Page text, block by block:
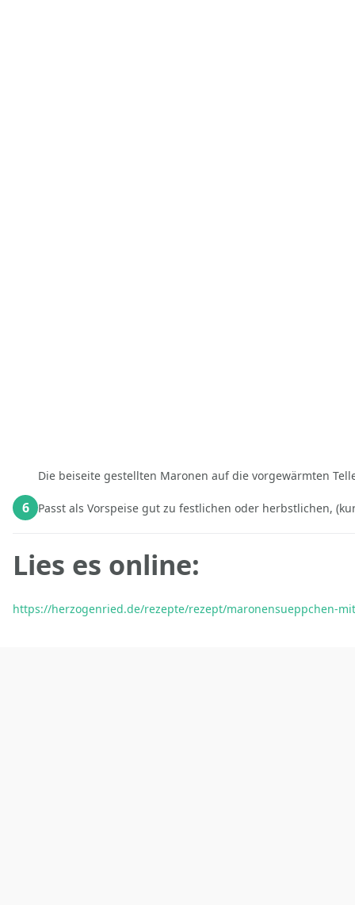
Die beiseite gestellten Maronen auf die vorgewärmten
6 Passt als Vorspeise gut zu festlichen oder herbstlichen,
Lies es online:
https://herzogenried.de/rezepte/rezept/maronensueppchen-